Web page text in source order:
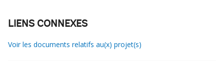
LIENS CONNEXES
Voir les documents relatifs au(x) projet(s)